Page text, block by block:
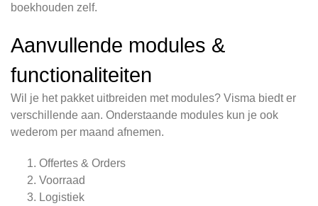
boekhouden zelf.
Aanvullende modules &
functionaliteiten
Wil je het pakket uitbreiden met modules? Visma biedt er
verschillende aan. Onderstaande modules kun je ook
wederom per maand afnemen.
Offertes & Orders
Voorraad
Logistiek